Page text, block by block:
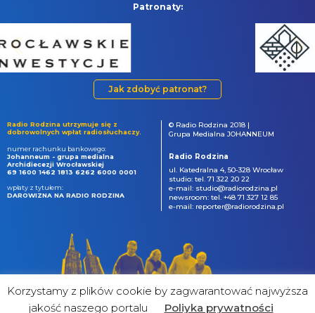
Patronaty:
Jak zdobyć patronat?
Radio Rodzina utrzymuje się z
dobrowolnych wpłat radiosłuchaczy.
numer rachunku bankowego:
Johanneum - grupa medialna
Archidiecezji Wrocławskiej
69 1600 1462 1813 6262 6000 0001
wpłaty z tytułem:
DAROWIZNA NA RADIO RODZINA
© Radio Rodzina 2018 |
Grupa Medialna JOHANNEUM
Radio Rodzina
ul. Katedralna 4, 50-328 Wrocław
studio: tel. 71 322 20 22
e-mail: studio@radiorodzina.pl
newsroom: tel. +48 71 327 12 85
e-mail: reporter@radiorodzina.pl
Korzystamy z plików cookie by zagwarantować najwyższa
jakość naszego portalu
Poliyka prywatności